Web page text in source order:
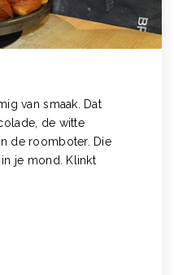
van smaak. Dat
de witte
de roomboter. Die
je mond. Klinkt